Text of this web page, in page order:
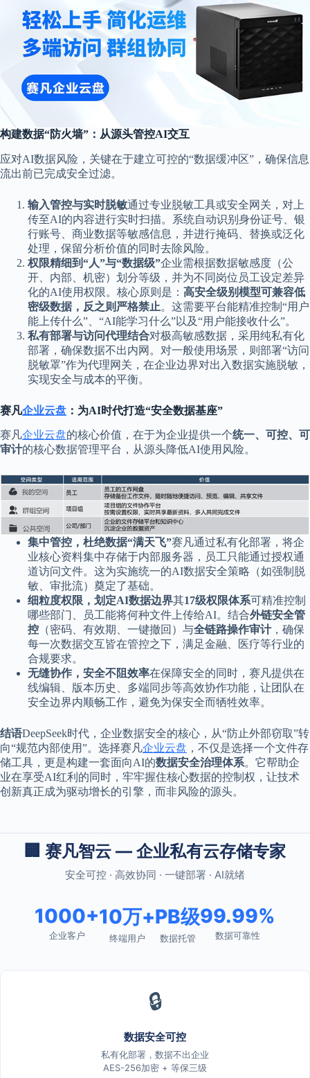
构建数据“防火墙”：从源头管控AI交互
应对AI数据风险，关键在于建立可控的“数据缓冲区”，确保信息
流出前已完成安全过滤。
输入管控与实时脱敏通过专业脱敏工具或安全网关，对上
传至AI的内容进行实时扫描。系统自动识别身份证号、银
行账号、商业数据等敏感信息，并进行掩码、替换或泛化
处理，保留分析价值的同时去除风险。
权限精细到“人”与“数据级”企业需根据数据敏感度（公
开、内部、机密）划分等级，并为不同岗位员工设定差异
化的AI使用权限。核心原则是： 高安全级别模型可兼容低
密级数据，反之则严格禁止。这需要平台能精准控制“用户
能上传什么”、“AI能学习什么”以及“用户能接收什么”。
私有部署与访问代理结合对极高敏感数据，采用纯私有化
部署，确保数据不出内网。对一般使用场景，则部署“访问
脱敏罩”作为代理网关，在企业边界对出入数据实施脱敏，
实现安全与成本的平衡。
赛凡企业云盘 ：为AI时代打造“安全数据基座”
赛凡企业云盘的核心价值，在于为企业提供一个统一、可控、可
审计的核心数据管理平台，从源头降低AI使用风险。
集中管控，杜绝数据“满天飞”赛凡通过私有化部署，将企
业核心资料集中存储于内部服务器，员工只能通过授权通
道访问文件。这为实施统一的AI数据安全策略（如强制脱
敏、审批流）奠定了基础。
细粒度权限，划定AI数据边界其17级权限体系可精准控制
哪些部门、员工能将何种文件上传给AI。结合外链安全管
控 （密码、有效期、一键撤回）与全链路操作审计，确保
每一次数据交互皆在管控之下，满足金融、医疗等行业的
合规要求。
无缝协作，安全不阻效率在保障安全的同时，赛凡提供在
线编辑、版本历史、多端同步等高效协作功能，让团队在
安全边界内顺畅工作，避免为保安全而牺牲效率。
结语DeepSeek时代，企业数据安全的核心，从“防止外部窃取”转
向“规范内部使用”。选择赛凡企业云盘 ，不仅是选择一个文件存
储工具，更是构建一套面向AI的数据安全治理体系。它帮助企
业在享受AI红利的同时，牢牢握住核心数据的控制权，让技术
创新真正成为驱动增长的引擎，而非风险的源头。
🏢 赛凡智云 — 企业私有云存储专家
安全可控 · 高效协同 · 一键部署 · AI就绪
1000+
企业客户
10万+
终端用户
PB级
数据托管
99.99%
数据可靠性
🔒
数据安全可控
私有化部署，数据不出企业
AES-256加密 + 等保三级